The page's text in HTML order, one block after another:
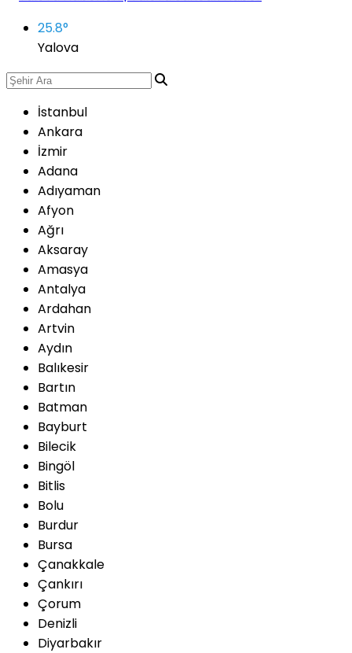
25.8°
Yalova
İstanbul
Ankara
İzmir
Adana
Adıyaman
Afyon
Ağrı
Aksaray
Amasya
Antalya
Ardahan
Artvin
Aydın
Balıkesir
Bartın
Batman
Bayburt
Bilecik
Bingöl
Bitlis
Bolu
Burdur
Bursa
Çanakkale
Çankırı
Çorum
Denizli
Diyarbakır